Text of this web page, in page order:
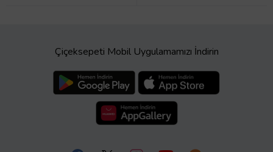
Çiçeksepeti Mobil Uygulamamızı İndirin